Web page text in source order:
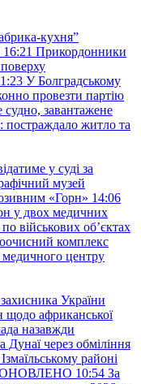
кухня”
16:21 Прикордонники
У Болградському
провезти партію
завантажене
житло та
у суді за
музей
«Горн» 14:06
у двох медичних
військових обʼєктах
комплекс
медичного центру
України
щодо африканської
назавжди
Дунаї через обміління
районі
ОНОВЛЕНО 10:54 За